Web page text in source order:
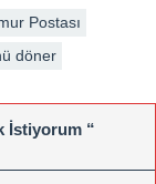
Postası
döner
İstiyorum “